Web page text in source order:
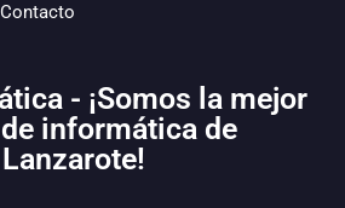
Contacto
- ¡Somos la mejor
informática de
Lanzarote!